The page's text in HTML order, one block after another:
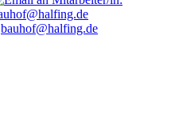
bauhof@halfing.de